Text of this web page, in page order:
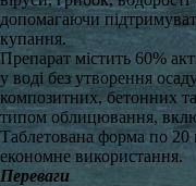
допомагаючи
купання.
Препарат містить 60%
у воді без утворення
композитних, бетонних
типом облицювання,
Таблетована форма по 20
економне використання.
Переваги